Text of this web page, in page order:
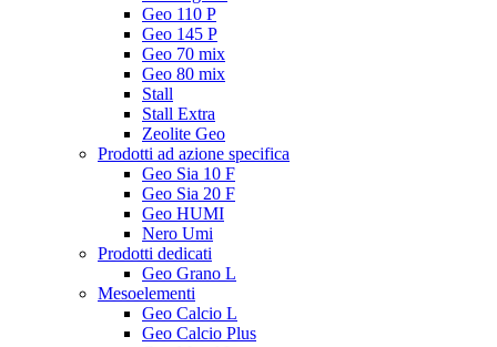
Geo 110 P
Geo 145 P
Geo 70 mix
Geo 80 mix
Stall
Stall Extra
Zeolite Geo
Prodotti ad azione specifica
Geo Sia 10 F
Geo Sia 20 F
Geo HUMI
Nero Umi
Prodotti dedicati
Geo Grano L
Mesoelementi
Geo Calcio L
Geo Calcio Plus